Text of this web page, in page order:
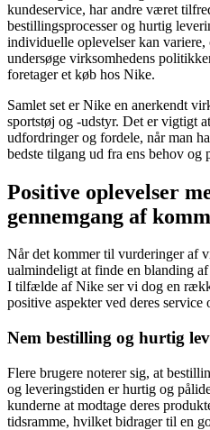
kundeservice, har andre været
bestillingsprocesser og hurtig
individuelle oplevelser kan
undersøge virksomhedens
foretager et køb hos Nike.
Samlet set er Nike en anerkendt
sportstøj og -udstyr. Det er vigtigt
udfordringer og fordele, når man
bedste tilgang ud fra ens behov og
Positive oplevelser
gennemgang af
Når det kommer til vurderinger af
ualmindeligt at finde en blanding
I tilfælde af Nike ser vi dog en
positive aspekter ved deres service
Nem bestilling og hurtig
Flere brugere noterer sig, at
og leveringstiden er hurtig og
kunderne at modtage deres
tidsramme, hvilket bidrager til en